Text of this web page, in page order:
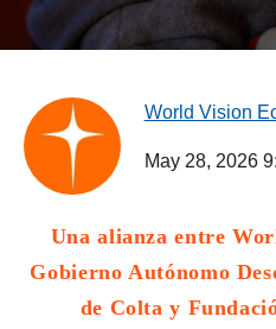
World Vision
May 28, 2026
Una alianza entre
Gobierno Autónomo
de Colta y